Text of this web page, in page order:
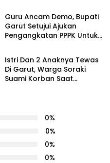
Guru Ancam Demo, Bupati
Garut Setujui Ajukan
Pengangkatan PPPK Untuk
DAERAH
Istri Dan 2 Anaknya Tewas
Di Garut, Warga Soraki
Suami Korban Saat
0%
0%
0%
0%